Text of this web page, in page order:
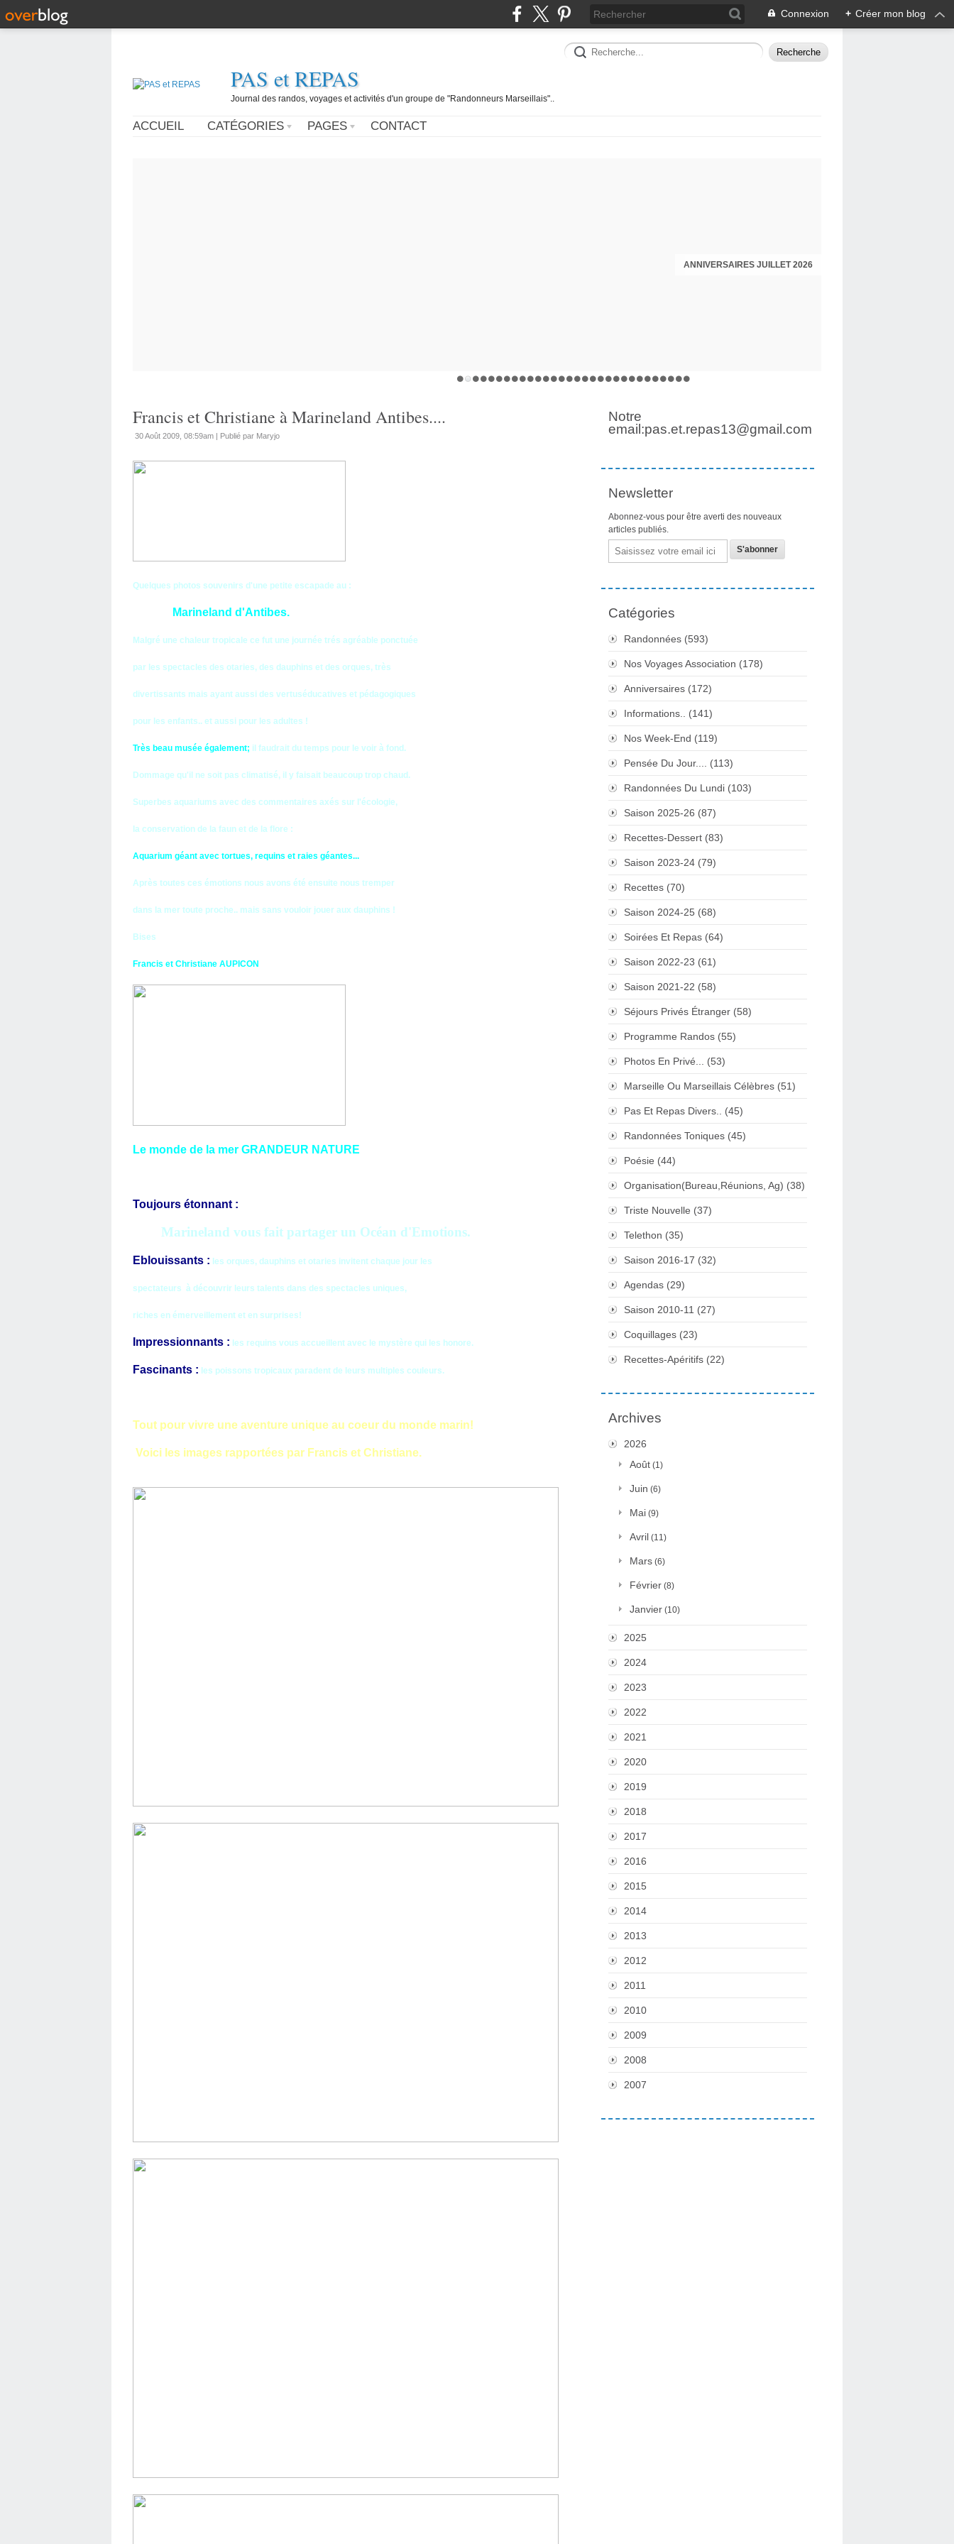
Connexion + Créer mon blog
PAS et REPAS
Journal des randos, voyages et activités d'un groupe de "Randonneurs Marseillais"..
ACCUEIL CATÉGORIES PAGES CONTACT
ANNIVERSAIRES JUILLET 2026
Francis et Christiane à Marineland Antibes....
30 Août 2009, 08:59am | Publié par Maryjo
Quelques photos souvenirs d'une petite escapade au :
Marineland d'Antibes.
Malgré une chaleur tropicale ce fut une journée trés agréable ponctuée
par les spectacles des otaries, des dauphins et des orques, très
divertissants mais ayant aussi des vertuséducatives et pédagogiques
pour les enfants.. et aussi pour les adultes !
Très beau musée également; il faudrait du temps pour le voir à fond.
Dommage qu'il ne soit pas climatisé, il y faisait beaucoup trop chaud.
Superbes aquariums avec des commentaires axés sur l'écologie,
la conservation de la faun et de la flore :
Aquarium géant avec tortues, requins et raies géantes...
Après toutes ces émotions nous avons été ensuite nous tremper
dans la mer toute proche.. mais sans vouloir jouer aux dauphins !
Bises
Francis et Christiane AUPICON
Le monde de la mer GRANDEUR NATURE
Toujours étonnant :
Marineland vous fait partager un Océan d'Emotions.
Eblouissants : les orques, dauphins et otaries invitent chaque jour les
spectateurs à découvrir leurs talents dans des spectacles uniques,
riches en émerveillement et en surprises!
Impressionnants : les requins vous accueillent avec le mystère qui les honore.
Fascinants : les poissons tropicaux paradent de leurs multiples couleurs.
Tout pour vivre une aventure unique au coeur du monde marin!
Voici les images rapportées par Francis et Christiane.
Notre
email:pas.et.repas13@gmail.com
Newsletter
Abonnez-vous pour être averti des nouveaux
articles publiés.
Email
Catégories
Randonnées (593)
Nos Voyages Association (178)
Anniversaires (172)
Informations.. (141)
Nos Week-End (119)
Pensée Du Jour.... (113)
Randonnées Du Lundi (103)
Saison 2025-26 (87)
Recettes-Dessert (83)
Saison 2023-24 (79)
Recettes (70)
Saison 2024-25 (68)
Soirées Et Repas (64)
Saison 2022-23 (61)
Saison 2021-22 (58)
Séjours Privés Étranger (58)
Programme Randos (55)
Photos En Privé... (53)
Marseille Ou Marseillais Célèbres (51)
Pas Et Repas Divers.. (45)
Randonnées Toniques (45)
Poésie (44)
Organisation(Bureau,Réunions, Ag) (38)
Triste Nouvelle (37)
Telethon (35)
Saison 2016-17 (32)
Agendas (29)
Saison 2010-11 (27)
Coquillages (23)
Recettes-Apéritifs (22)
Archives
2026
Août (1)
Juin (6)
Mai (9)
Avril (11)
Mars (6)
Février (8)
Janvier (10)
2025
2024
2023
2022
2021
2020
2019
2018
2017
2016
2015
2014
2013
2012
2011
2010
2009
2008
2007